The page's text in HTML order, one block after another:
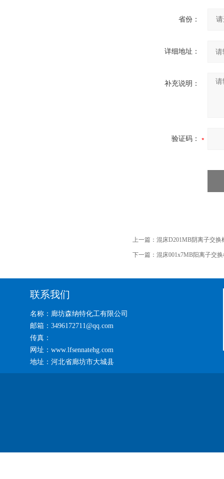
省份：
详细地址：
补充说明：
验证码：
上一篇： 混床D201MB阴离子交换
下一篇： 混床001x7MB阳离子交
联系我们
名称：廊坊森纳特化工有限公司
邮箱：3496172711@qq.com
传真：
网址：www.lfsennatehg.com
地址：河北省廊坊市大城县